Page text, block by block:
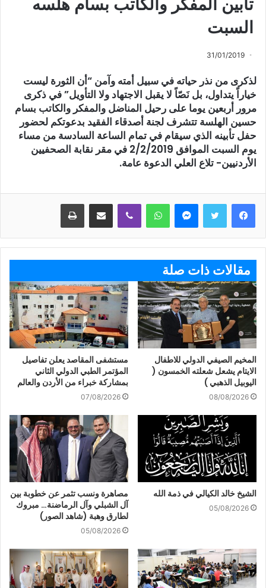
تأبين المفكر والكاتب بسام هلسه
السبت
31/01/2019
لذكرى من نذر حياته في سبيل أمته وآمن “أن الثورة ليست
خياراً يتداول، بل نَصّاً لا يقبل الاجتهاد ولا التأويل” في ذكرى
مرور أربعين يوما على رحيل المناضل والمفكر والكاتب بسام
حسين الهلسة تتشرف لجنة أصدقاء الفقيد بدعوتكم لحضور
حفل تأبينه الذي سيقام في تمام الساعة السادسة من مساء
يوم السبت الموافق 2/2/2019 في مقر نقابة الصحفيين
الأردنيين- تلاع العلي الدعوة عامة.
ماسنجر واتساب ڤايبر مشاركة عبر البريد طباعة
مقالات ذات صلة
المخيم الصيفي الدولي للاطفال
الايتام يشعل شعلته الخمسون (
اليوبيل الذهبي )
08/08/2026
مستشفى المقاصد يعلن تفاصيل
المؤتمر الطبي الدولي الثاني
بمشاركة خبراء من الأردن والعالم
07/08/2026
الشيخ خالد الكيالي في ذمة الله
05/08/2026
مصاهرة ونسب تثمر عن خطوبة بين
آل الشبلي وآل الرماضنة… مبروك
لطارق وهبة (شاهد الصور)
05/08/2026